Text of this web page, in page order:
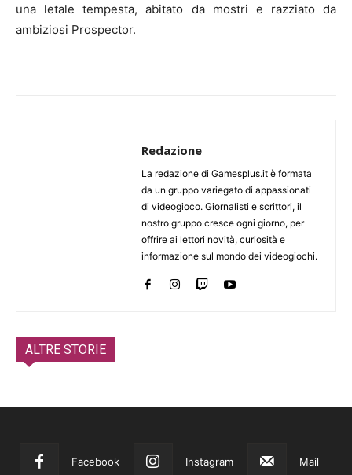
una letale tempesta, abitato da mostri e razziato da
ambiziosi Prospector.
Redazione
La redazione di Gamesplus.it è formata
da un gruppo variegato di appassionati
di videogioco. Giornalisti e scrittori, il
nostro gruppo cresce ogni giorno, per
offrire ai lettori novità, curiosità e
informazione sul mondo dei videogiochi.
ALTRE STORIE
Facebook Instagram Mail